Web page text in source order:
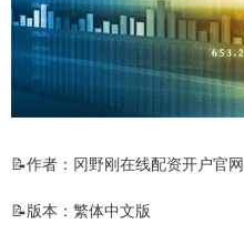
📝作者：冈野刚在线配资开户官网
📝版本：繁体中文版